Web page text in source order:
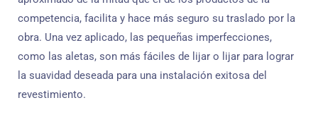
competencia, facilita y hace más seguro su traslado por la
obra. Una vez aplicado, las pequeñas imperfecciones,
como las aletas, son más fáciles de lijar o lijar para lograr
la suavidad deseada para una instalación exitosa del
revestimiento.